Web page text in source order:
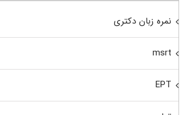
نمره زبان دکتری
msrt
EPT